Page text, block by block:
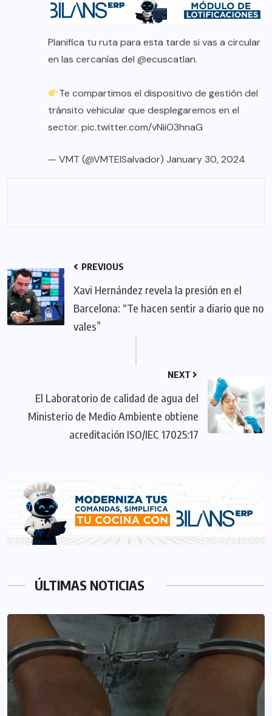
Planifica tu ruta para esta tarde si vas a circular
en las cercanías del @ecuscatlan.
Te compartimos el dispositivo de gestión del
tránsito vehicular que desplegaremos en el
sector. pic.twitter.com/vNiiO3hnaG
— VMT (@VMTElSalvador) January 30, 2024
PREVIOUS
Xavi Hernández revela la presión en el
Barcelona: “Te hacen sentir a diario que no
vales”
NEXT
El Laboratorio de calidad de agua del
Ministerio de Medio Ambiente obtiene
acreditación ISO/IEC 17025:17
ÚLTIMAS NOTICIAS